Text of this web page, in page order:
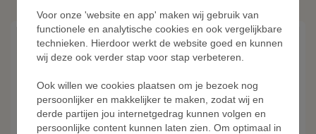
Voor onze 'website en app' maken wij gebruik van
functionele en analytische cookies en ook vergelijkbare
technieken. Hierdoor werkt de website goed en kunnen
wij deze ook verder stap voor stap verbeteren.
Ook willen we cookies plaatsen om je bezoek nog
persoonlijker en makkelijker te maken, zodat wij en
derde partijen jou internetgedrag kunnen volgen en
persoonlijke content kunnen laten zien. Om optimaal in